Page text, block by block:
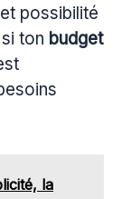
possibilité
ton budget
la